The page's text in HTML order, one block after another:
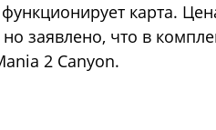
карта.
но заявлено, что в
2 Canyon.